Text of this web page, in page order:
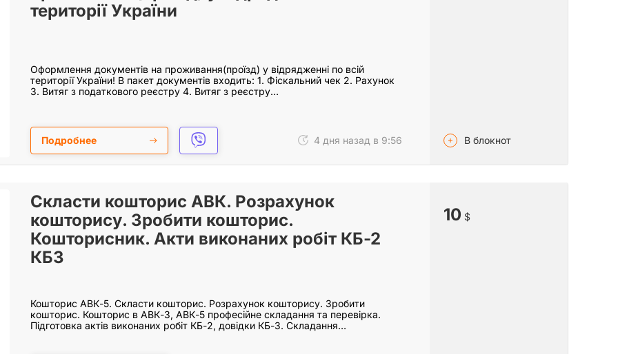
території України
Оформлення документів на проживання(проїзд) у відрядженні по всій
території України! В пакет документів входить: 1. Фіскальний чек 2. Рахунок
3. Витяг з податкового реєстру 4. Витяг з реєстру…
Подробнее 4 дня назад в 9:56 В блокнот
Скласти кошторис АВК. Розрахунок
кошторису. Зробити кошторис.
Кошторисник. Акти виконаних робіт КБ-2
КБ3
Кошторис АВК-5. Скласти кошторис. Розрахунок кошторису. Зробити
кошторис. Кошторис в АВК-3, АВК-5 професійне складання та перевірка.
Підготовка актів виконаних робіт КБ-2, довідки КБ-3. Складання…
10 $